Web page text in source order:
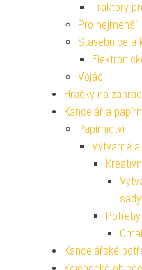
Traktory
Pro nejmenší
Stavebnice a
Vojáci
Hračky na
Kancelář a
Papírnictví
Výtvarné
sady
Kancelářské